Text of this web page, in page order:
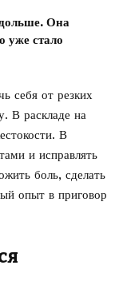
Она
уже стало
себя от резких
В раскладе на
В
и исправлять
боль, сделать
опыт в приговор